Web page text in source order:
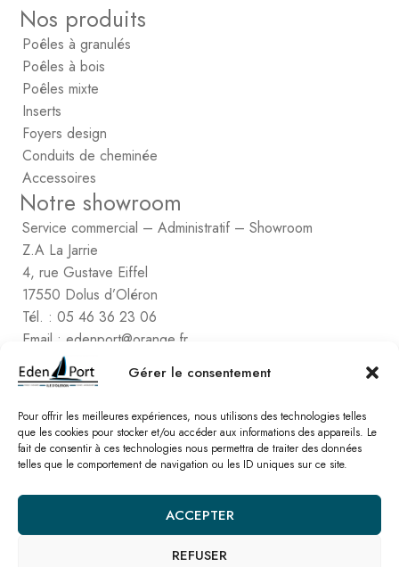
Gérer le consentement
Pour offrir les meilleures expériences, nous utilisons des technologies telles
que les cookies pour stocker et/ou accéder aux informations des appareils. Le
fait de consentir à ces technologies nous permettra de traiter des données
telles que le comportement de navigation ou les ID uniques sur ce site.
ACCEPTER
REFUSER
Nos produits
Poêles à granulés
Poêles à bois
Poêles mixte
Inserts
Foyers design
Conduits de cheminée
Accessoires
Notre showroom
Service commercial – Administratif – Showroom
Z.A La Jarrie
4, rue Gustave Eiffel
17550 Dolus d’Oléron
Tél. : 05 46 36 23 06
Email : edenport@orange.fr
Contactez Eden Port
Comptabilité
2, rue de Vert-Bois – La Gaconnière
17480 le Château d’Oléon
Tél. : 05 46 47 78 16